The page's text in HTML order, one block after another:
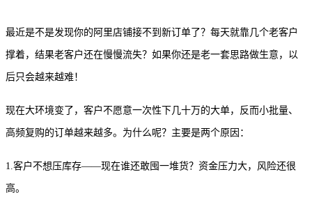
最近是不是发现你的阿里店铺接不到新订单了？每天就靠几个老客户
撑着，结果老客户还在慢慢流失？如果你还是老一套思路做生意，以
后只会越来越难！
现在大环境变了，客户不愿意一次性下几十万的大单，反而小批量、
高频复购的订单越来越多。为什么呢？主要是两个原因：
1.客户不想压库存——现在谁还敢囤一堆货？资金压力大，风险还很
高。